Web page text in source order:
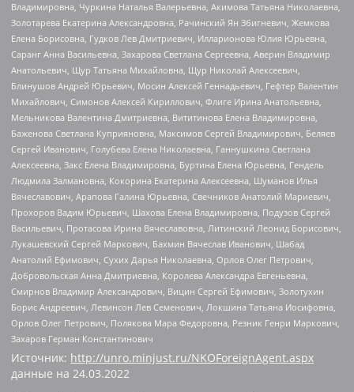
Владимировна, Чуркина Наталья Валерьевна, Акимова Татьяна Николаевна,
Золотарева Екатерина Александровна, Рачинский Ян Збигневич, Жемкова
Елена Борисовна, Гудков Лев Дмитриевич, Илларионова Юлия Юрьевна,
Саранг Анна Васильевна, Захарова Светлана Сергеевна, Аверин Владимир
Анатольевич, Щур Татьяна Михайловна, Щур Николай Алексеевич,
Блинушов Андрей Юрьевич, Мосин Алексей Геннадьевич, Гефтер Валентин
Михайлович, Симонов Алексей Кириллович, Флиге Ирина Анатольевна,
Мельникова Валентина Дмитриевна, Вититинова Елена Владимировна,
Баженова Светлана Куприяновна, Максимов Сергей Владимирович, Беляев
Сергей Иванович, Голубева Елена Николаевна, Ганнушкина Светлана
Алексеевна, Закс Елена Владимировна, Буртина Елена Юрьевна, Гендель
Людмила Залмановна, Кокорина Екатерина Алексеевна, Шуманов Илья
Вячеславович, Арапова Галина Юрьевна, Свечников Анатолий Мариевич,
Прохоров Вадим Юрьевич, Шахова Елена Владимировна, Подузов Сергей
Васильевич, Протасова Ирина Вячеславовна, Литинский Леонид Борисович,
Лукашевский Сергей Маркович, Бахмин Вячеслав Иванович, Шабад
Анатолий Ефимович, Сухих Дарья Николаевна, Орлов Олег Петрович,
Добровольская Анна Дмитриевна, Королева Александра Евгеньевна,
Смирнов Владимир Александрович, Вицин Сергей Ефимович, Золотухин
Борис Андреевич, Левинсон Лев Семенович, Локшина Татьяна Иосифовна,
Орлов Олег Петрович, Полякова Мара Федоровна, Резник Генри Маркович,
Захаров Герман Константинович
Источник: http://unro.minjust.ru/NKOForeignAgent.aspx
данные на 24.03.2022